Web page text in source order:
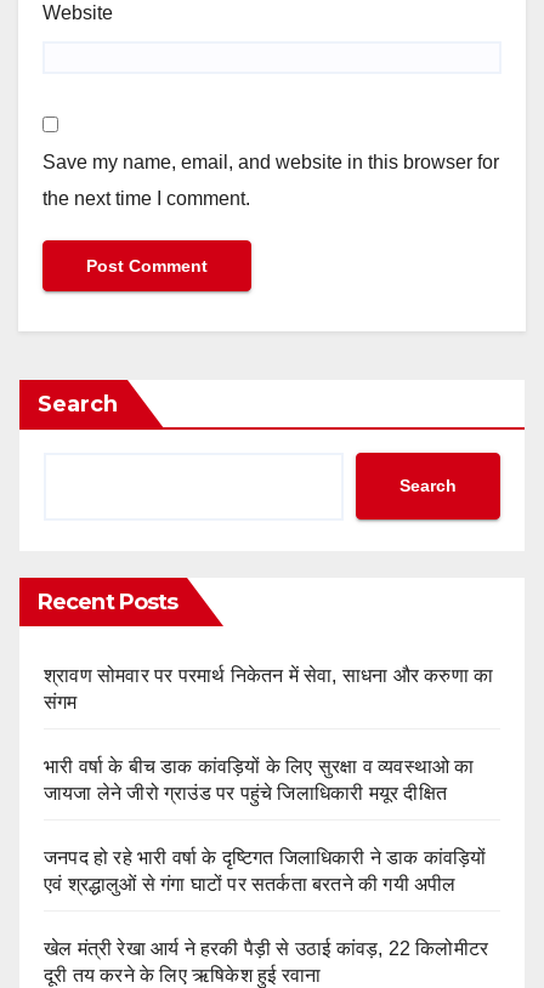
Website
Save my name, email, and website in this browser for
the next time I comment.
Search
Search
Recent Posts
श्रावण सोमवार पर परमार्थ निकेतन में सेवा, साधना और करुणा का
संगम
भारी वर्षा के बीच डाक कांवड़ियों के लिए सुरक्षा व व्यवस्थाओ का
जायजा लेने जीरो ग्राउंड पर पहुंचे जिलाधिकारी मयूर दीक्षित
जनपद हो रहे भारी वर्षा के दृष्टिगत जिलाधिकारी ने डाक कांवड़ियों
एवं श्रद्धालुओं से गंगा घाटों पर सतर्कता बरतने की गयी अपील
खेल मंत्री रेखा आर्य ने हरकी पैड़ी से उठाई कांवड़, 22 किलोमीटर
दूरी तय करने के लिए ऋषिकेश हुई रवाना